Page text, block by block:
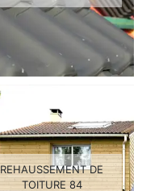
REHAUSSEMENT DE
TOITURE 84